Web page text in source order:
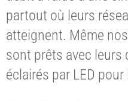
partout où leurs
atteignent. Même
sont prêts avec leurs
éclairés par LED pour